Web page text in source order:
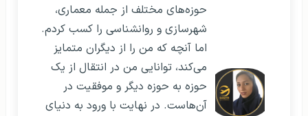
حوزه‌های مختلف از جمله معماری،
شهرسازی و روانشناسی را کسب کردم.
اما آنچه که من را از دیگران متمایز
می‌کند، توانایی من در انتقال از یک
حوزه به حوزه دیگر و موفقیت در
آن‌هاست. در نهایت با ورود به دنیای